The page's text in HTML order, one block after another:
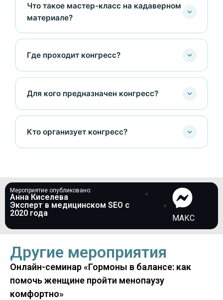
Что такое мастер-класс на кадаверном
материале?
Где проходит конгресс?
Для кого предназначен конгресс?
Кто организует конгресс?
Мероприятие опубликовано:
Анна Киселева
Эксперт в медицинском SEO c
2020 года
МАКС
Другие мероприятия
Онлайн-семинар «Гормоны в балансе: как
помочь женщине пройти менопаузу
комфортно»